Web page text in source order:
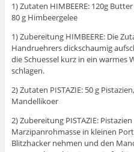
1) Zutaten HIMBEERE: 120g
80 g Himbeergelee
1) Zubereitung HIMBEERE: Die
Handruehrers dickschaumig
die Schuessel kurz in ein warmes
schlagen.
2) Zutaten PISTAZIE: 50 g
Mandellikoer
2) Zubereitung PISTAZIE:
Marzipanrohmasse in kleinen
Blitzhacker nehmen und den